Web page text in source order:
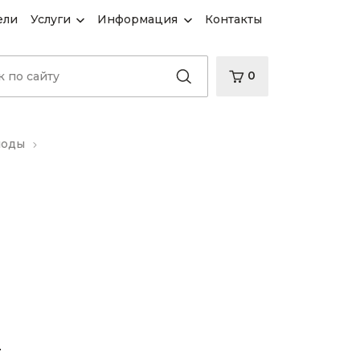
Услуги Информация Контакты
0